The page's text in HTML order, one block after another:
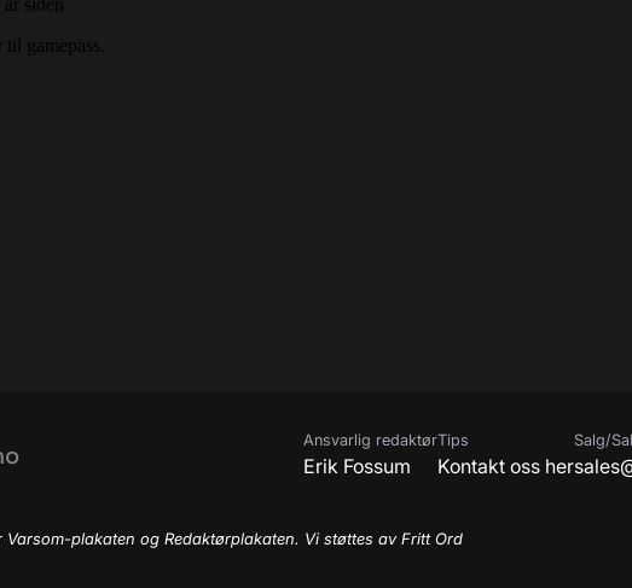
Ansvarlig redaktør
Erik Fossum
Tips
Kontakt oss her
Salg/
plakaten og Redaktørplakaten. Vi støttes av Fritt Ord